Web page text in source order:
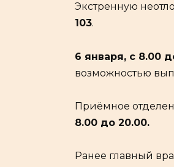
Экстренную
103.
6 января, с 8.00
возможностью
Приёмное
8.00 до 20.00.
Ранее главный